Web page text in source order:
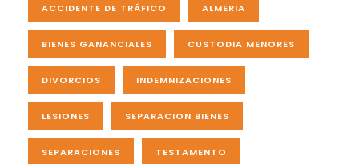
ACCIDENTE DE TRÁFICO ALMERIA
BIENES GANANCIALES CUSTODIA MENORES
DIVORCIOS INDEMNIZACIONES
LESIONES SEPARACION BIENES
SEPARACIONES TESTAMENTO